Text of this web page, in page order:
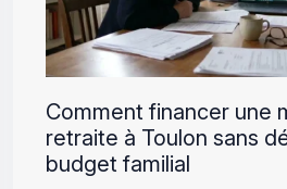
Comment financer une
retraite à Toulon sans
budget familial